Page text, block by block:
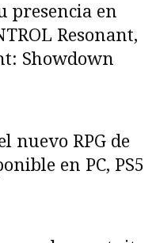
presencia en
Resonant,
Showdown
nuevo RPG de
en PC, PS5